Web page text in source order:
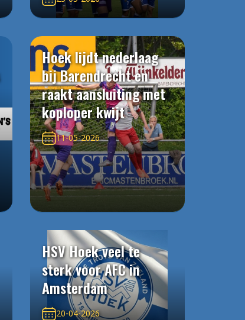
Hoek lijdt nederlaag
bij Barendrecht en
raakt aansluiting met
koploper kwijt
11-05-2026
HSV Hoek veel te
sterk voor AFC in
Amsterdam
20-04-2026